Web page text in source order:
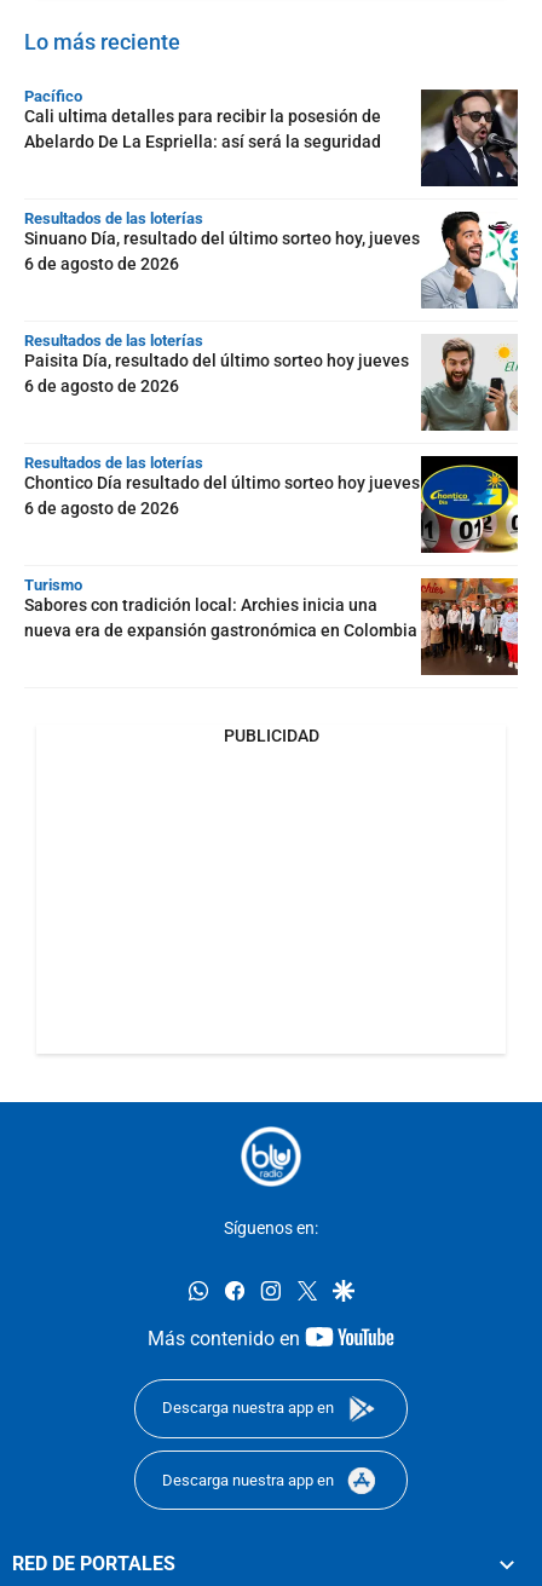
Lo más reciente
Pacífico
Cali ultima detalles para recibir la posesión de
Abelardo De La Espriella: así será la seguridad
Resultados de las loterías
Sinuano Día, resultado del último sorteo hoy, jueves
6 de agosto de 2026
Resultados de las loterías
Paisita Día, resultado del último sorteo hoy jueves
6 de agosto de 2026
Resultados de las loterías
Chontico Día resultado del último sorteo hoy jueves
6 de agosto de 2026
Turismo
Sabores con tradición local: Archies inicia una
nueva era de expansión gastronómica en Colombia
PUBLICIDAD
Síguenos en:
whatsappfacebookinstagram
twittergoogle
Más contenido en
youtube-
Descarga nuestra app en
Descarga nuestra app en
RED DE PORTALES